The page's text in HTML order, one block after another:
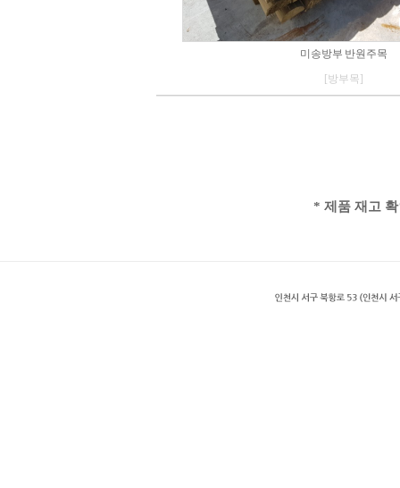
미송방부 반원주목
[방부목]
* 제품 재고